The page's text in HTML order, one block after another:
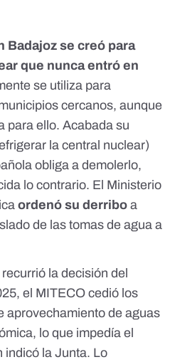
Badajoz se creó para
que nunca entró en
se utiliza para
cercanos, aunque
para ello. Acabada su
la central nuclear)
obliga a demolerlo,
lo contrario. El Ministerio
ordenó su derribo a
de las tomas de agua a
la decisión del
el MITECO cedió los
aprovechamiento de aguas
lo que impedía el
indicó la Junta. Lo